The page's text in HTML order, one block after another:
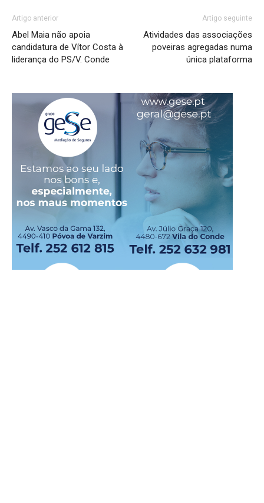
Artigo anterior
Abel Maia não apoia
candidatura de Vítor Costa à
liderança do PS/V. Conde
Artigo seguinte
Atividades das associações
poveiras agregadas numa
única plataforma